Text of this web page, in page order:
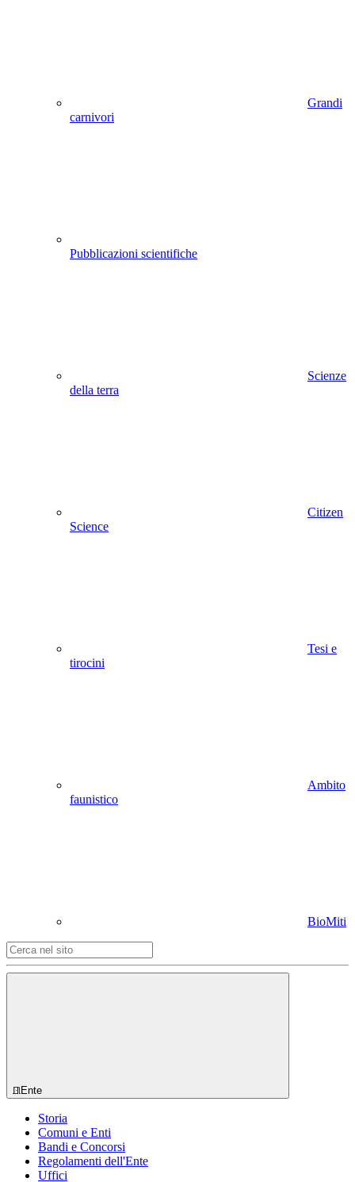
Grandi
carnivori
Pubblicazioni scientifiche
Scienze
della terra
Citizen
Science
Tesi e
tirocini
Ambito
faunistico
BioMiti
Ente
Storia
Comuni e Enti
Bandi e Concorsi
Regolamenti dell'Ente
Uffici